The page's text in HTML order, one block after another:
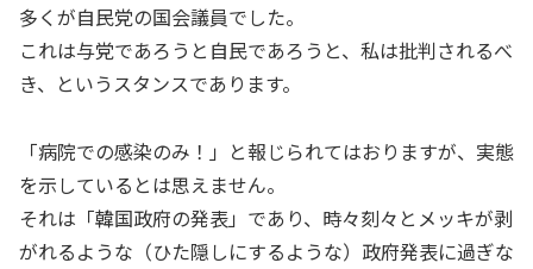
多くが自民党の国会議員でした。
これは与党であろうと自民であろうと、私は批判されるべ
き、というスタンスであります。
「病院での感染のみ！」と報じられてはおりますが、実態
を示しているとは思えません。
それは「韓国政府の発表」であり、時々刻々とメッキが剥
がれるような（ひた隠しにするような）政府発表に過ぎな